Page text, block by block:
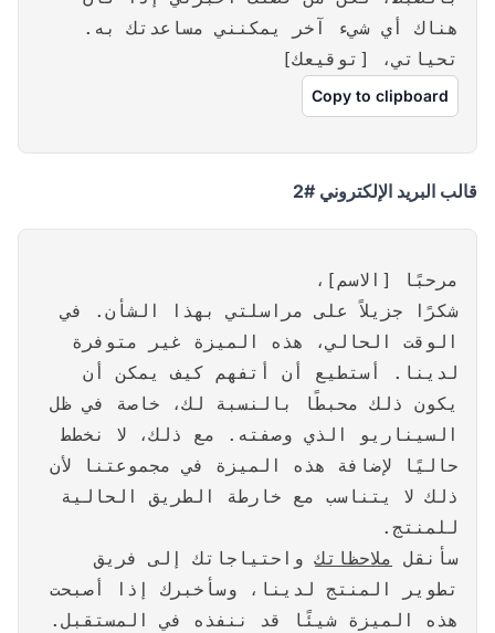
هناك أي شيء آخر يمكنني مساعدتك به.
تحياتي، [توقيعك]
Copy to clipboard
قالب البريد الإلكتروني #2
مرحبًا [الاسم]،
شكرًا جزيلاً على مراسلتي بهذا الشأن. في
الوقت الحالي، هذه الميزة غير متوفرة
لدينا. أستطيع أن أتفهم كيف يمكن أن
يكون ذلك محبطًا بالنسبة لك، خاصة في ظل
السيناريو الذي وصفته. مع ذلك، لا نخطط
حاليًا لإضافة هذه الميزة في مجموعتنا لأن
ذلك لا يتناسب مع خارطة الطريق الحالية
للمنتج.
سأنقل
ملاحظاتكواحتياجاتك إلى فريق
تطوير المنتج لدينا، وسأخبرك إذا أصبحت
هذه الميزة شيئًا قد ننفذه في المستقبل.